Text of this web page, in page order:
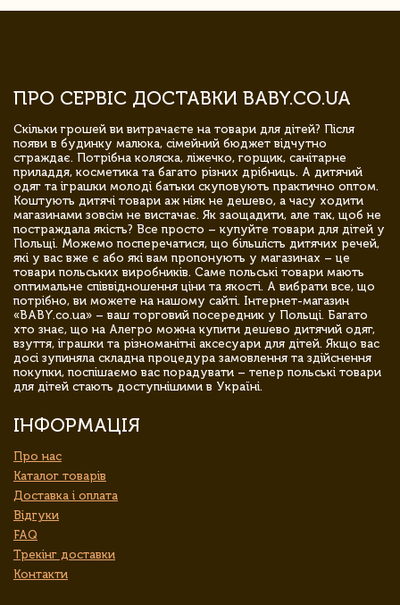
ПРО СЕРВІС ДОСТАВКИ BABY.CO.UA
Скільки грошей ви витрачаєте на товари для дітей? Після
появи в будинку малюка, сімейний бюджет відчутно
страждає. Потрібна коляска, ліжечко, горщик, санітарне
приладдя, косметика та багато різних дрібниць. А дитячий
одяг та іграшки молоді батьки скуповують практично оптом.
Коштують дитячі товари аж ніяк не дешево, а часу ходити
магазинами зовсім не вистачає. Як заощадити, але так, щоб не
постраждала якість? Все просто – купуйте товари для дітей у
Польщі. Можемо посперечатися, що більшість дитячих речей,
які у вас вже є або які вам пропонують у магазинах – це
товари польських виробників. Саме польські товари мають
оптимальне співвідношення ціни та якості. А вибрати все, що
потрібно, ви можете на нашому сайті. Інтернет-магазин
«BABY.co.ua» – ваш торговий посередник у Польщі. Багато
хто знає, що на Алегро можна купити дешево дитячий одяг,
взуття, іграшки та різноманітні аксесуари для дітей. Якщо вас
досі зупиняла складна процедура замовлення та здійснення
покупки, поспішаємо вас порадувати – тепер польські товари
для дітей стають доступнішими в Україні.
ІНФОРМАЦІЯ
Про нас
Каталог товарів
Доставка і оплата
Відгуки
FAQ
Трекінг доставки
Контакти